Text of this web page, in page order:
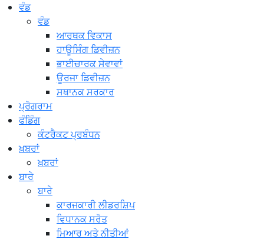
ਵੰਡ
ਵੰਡ
ਆਰਥਕ ਵਿਕਾਸ
ਹਾਊਸਿੰਗ ਡਿਵੀਜ਼ਨ
ਭਾਈਚਾਰਕ ਸੇਵਾਵਾਂ
ਊਰਜਾ ਡਿਵੀਜ਼ਨ
ਸਥਾਨਕ ਸਰਕਾਰ
ਪ੍ਰੋਗਰਾਮ
ਫੰਡਿੰਗ
ਕੰਟਰੈਕਟ ਪ੍ਰਬੰਧਨ
ਖ਼ਬਰਾਂ
ਖ਼ਬਰਾਂ
ਬਾਰੇ
ਬਾਰੇ
ਕਾਰਜਕਾਰੀ ਲੀਡਰਸ਼ਿਪ
ਵਿਧਾਨਕ ਸਰੋਤ
ਮਿਆਰ ਅਤੇ ਨੀਤੀਆਂ